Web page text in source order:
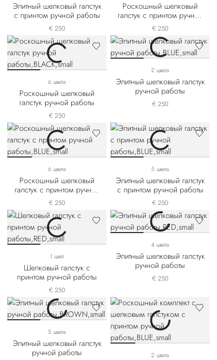
Элитный шелковый галстук
с принтом ручной работы
€ 250
Роскошный шелковый
галстук с принтом ручной
работы
€ 250
6 цвета
Роскошный шелковый
галстук ручной работы
€ 250
2 цвета
Элитный шелковый галстук
ручной работы
€ 250
6 цвета
Роскошный шелковый
галстук с принтом ручной
работы
€ 250
5 цвета
Элитный шелковый галстук
с принтом ручной работы
€ 250
1 цвет
Шелковый галстук с
принтом ручной работы
€ 250
4 цвета
Элитный шелковый галстук
ручной работы
€ 250
5 цвета
Элитный шелковый галстук
ручной работы
2 цвета